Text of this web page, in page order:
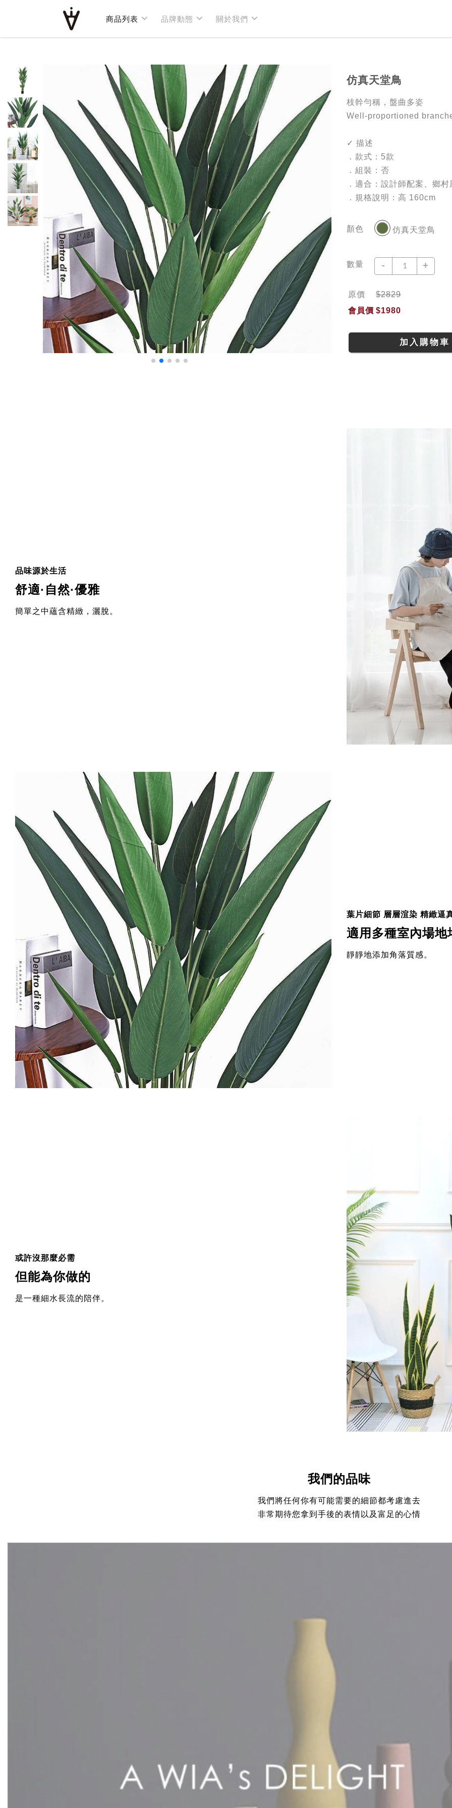
商品列表
商品列表 品牌動態
品牌動態 關於我們
關於我們
仿真天堂鳥
枝幹勻稱，盤曲多姿
Well-proportioned
✓ 描述
．款式：5款
．組裝：否
．適合：設計師配案、鄉
．規格說明：高 160cm
顏色 仿真天堂鳥
數量 - +
原價
$2829
會員價 $1980
加入購物車
品味源於生活
舒適·自然·優雅
簡單之中蘊含精緻，灑脫。
葉片細節 層層渲染 精緻逼
適用多種室內場地
靜靜地添加角落質感。
或許沒那麼必需
但能為你做的
是一種細水長流的陪伴。
我們的品味
我們將任何你有可能需要的細節都考慮進去
非常期待您拿到手後的表情以及富足的心情